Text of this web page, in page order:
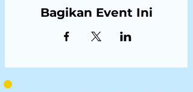
Bagikan Event Ini